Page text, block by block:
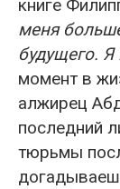
книге
меня
будущего. Я
момент в
алжирец
последний
тюрьмы